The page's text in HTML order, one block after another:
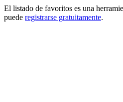
El listado de favoritos es una
puede registrarse gratuitamente.